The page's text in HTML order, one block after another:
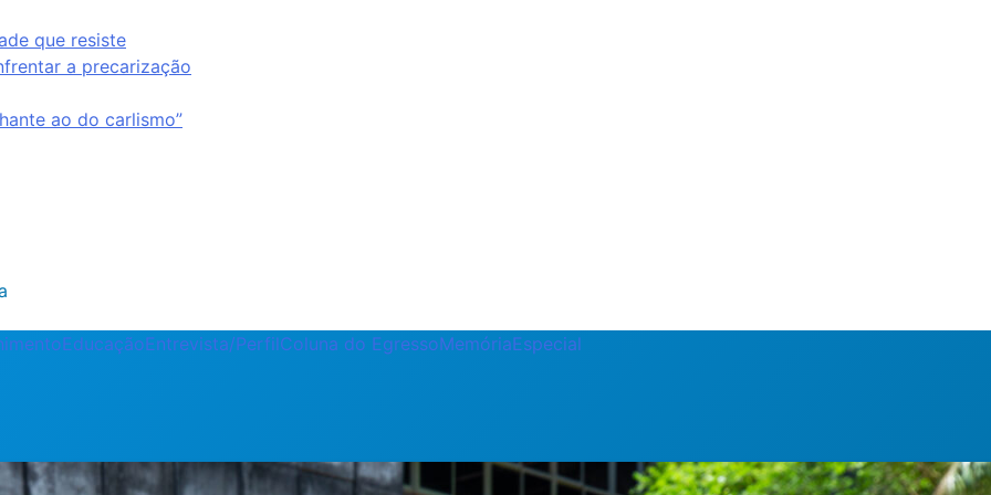
que resiste
a precarização
ao do carlismo”
EducaçãoEntrevista/PerfilColuna do EgressoMemóriaEspecial